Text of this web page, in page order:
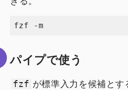
パイプで使う
fzf が標準入力を候補と